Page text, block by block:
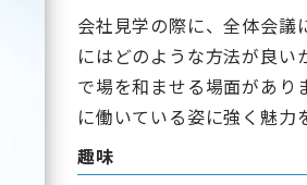
会社見学の際に、全体会議
にはどのような方法が良
で場を和ませる場面があり
に働いている姿に強く魅力
趣味